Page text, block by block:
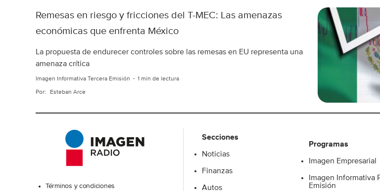
Remesas en riesgo y fricciones del T-MEC: Las amenazas
económicas que enfrenta México
La propuesta de endurecer controles sobre las remesas en EU representa una
amenaza crítica
Imagen Informativa Tercera Emisión 1 min de lectura
Por: Esteban Arce
Términos y condiciones
Secciones
Noticias
Finanzas
Autos
Programas
Imagen Empresarial
Imagen Informativa
Emisión